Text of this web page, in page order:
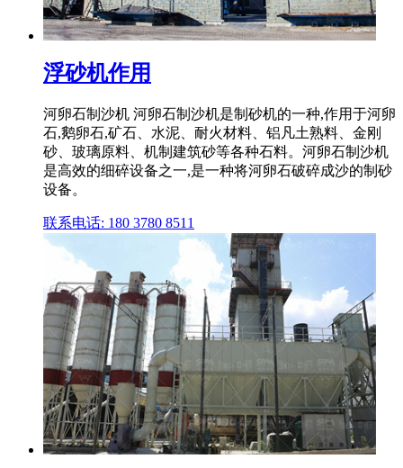
浮砂机作用
河卵石制沙机 河卵石制沙机是制砂机的一种,作用于河卵
石,鹅卵石,矿石、水泥、耐火材料、铝凡土熟料、金刚
砂、玻璃原料、机制建筑砂等各种石料。河卵石制沙机
是高效的细碎设备之一,是一种将河卵石破碎成沙的制砂
设备。
联系电话: 180 3780 8511